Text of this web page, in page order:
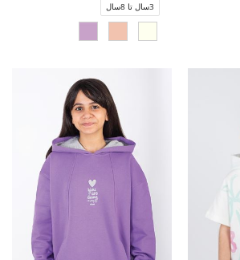
3سال تا 8سال